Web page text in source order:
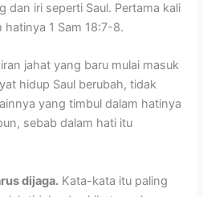
dan iri seperti Saul. Pertama kali
1 Sam 18:7-8.
jahat yang baru mulai masuk
hidup Saul berubah, tidak
yang timbul dalam hatinya
sebab dalam hati itu
dijaga. Kata-kata itu paling